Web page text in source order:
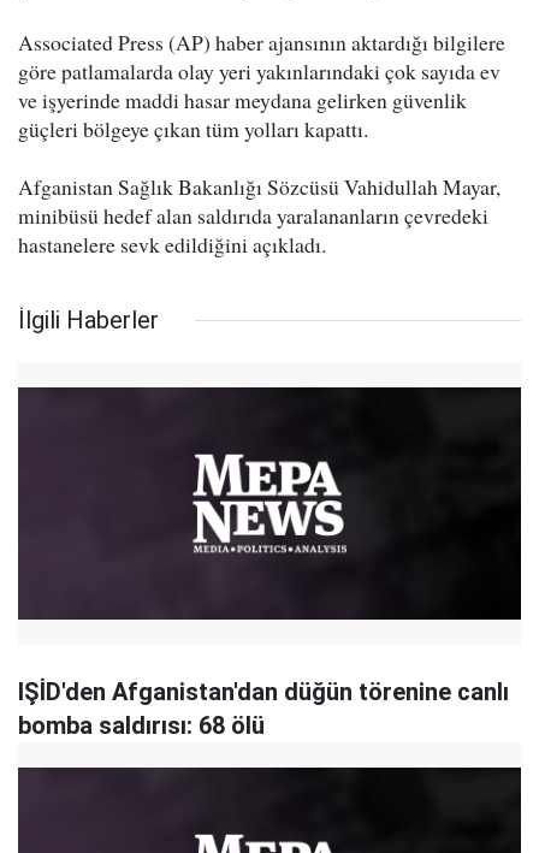
Associated Press (AP) haber ajansının aktardığı bilgilere
göre patlamalarda olay yeri yakınlarındaki çok sayıda ev
ve işyerinde maddi hasar meydana gelirken güvenlik
güçleri bölgeye çıkan tüm yolları kapattı.
Afganistan Sağlık Bakanlığı Sözcüsü Vahidullah Mayar,
minibüsü hedef alan saldırıda yaralananların çevredeki
hastanelere sevk edildiğini açıkladı.
İlgili Haberler
IŞİD'den Afganistan'dan düğün törenine canlı
bomba saldırısı: 68 ölü